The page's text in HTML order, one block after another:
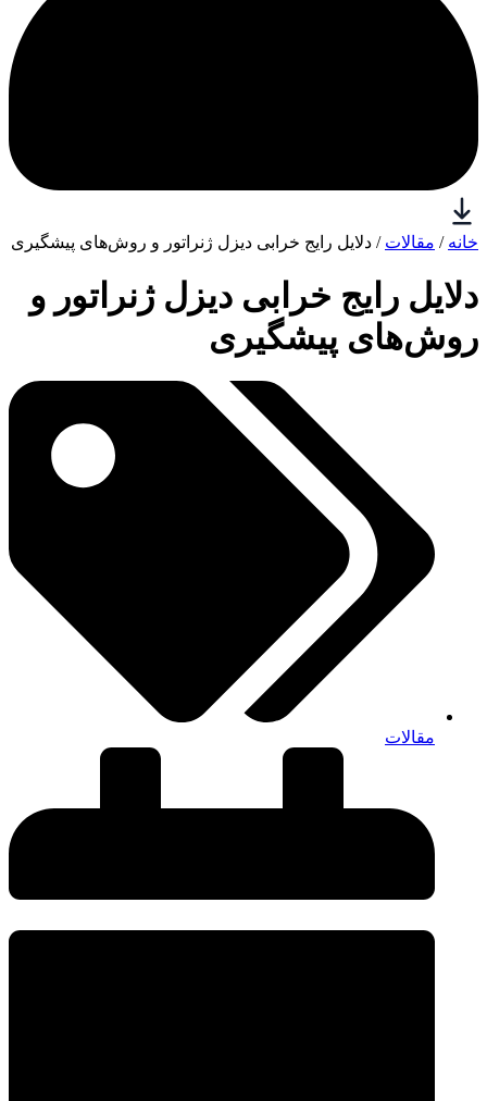
خانه / مقالات / دلایل رایج خرابی دیزل ژنراتور و روش‌های پیشگیری
دلایل رایج خرابی دیزل ژنراتور و
روش‌های پیشگیری
مقالات